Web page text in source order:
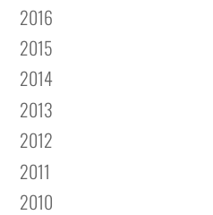
2016
2015
2014
2013
2012
2011
2010